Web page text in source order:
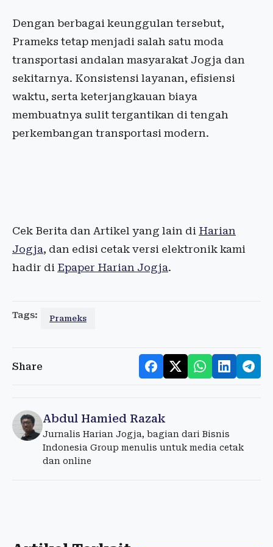
Dengan berbagai keunggulan tersebut,
Prameks tetap menjadi salah satu moda
transportasi andalan masyarakat Jogja dan
sekitarnya. Konsistensi layanan, efisiensi
waktu, serta keterjangkauan biaya
membuatnya sulit tergantikan di tengah
perkembangan transportasi modern.
Cek Berita dan Artikel yang lain di Harian
Jogja, dan edisi cetak versi elektronik kami
hadir di Epaper Harian Jogja.
Tags: Prameks
Share
Abdul Hamied Razak
Jurnalis Harian Jogja, bagian dari Bisnis
Indonesia Group menulis untuk media cetak
dan online